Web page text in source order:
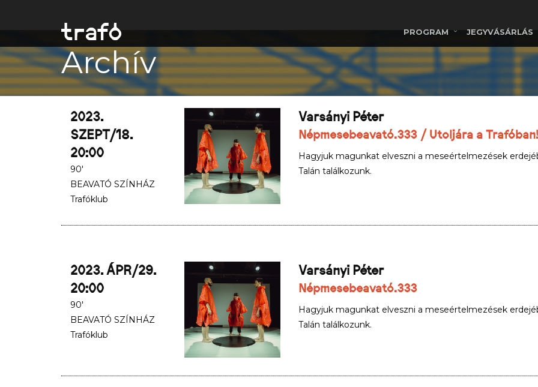
PROGRAM JEGYVÁSÁRLÁS
Archív
2023.
SZEPT/18.
20:00
90'
BEAVATÓ SZÍNHÁZ
Trafóklub
Varsányi Péter
Népmesebeavató.333 / Utoljára a Trafóban!
Hagyjuk magunkat elveszni a meseértelmezések
Talán találkozunk.
2023. ÁPR/29.
20:00
90'
BEAVATÓ SZÍNHÁZ
Trafóklub
Varsányi Péter
Népmesebeavató.333
Hagyjuk magunkat elveszni a meseértelmezések
Talán találkozunk.